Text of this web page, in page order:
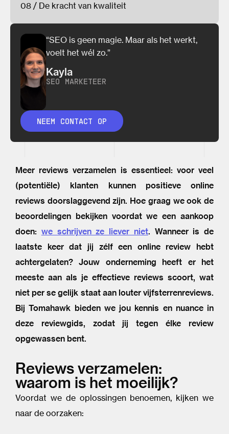
08 / De kracht van kwaliteit
“SEO is geen magie. Maar als het werkt,
voelt het wél zo.”
Kayla
SEO MARKETEER
NEEM CONTACT OP
Meer reviews verzamelen is essentieel: voor veel
(potentiële) klanten kunnen positieve online
reviews doorslaggevend zijn. Hoe graag we ook de
beoordelingen bekijken voordat we een aankoop
doen: we schrijven ze liever niet. Wanneer is de
laatste keer dat jij zélf een online review hebt
achtergelaten? Jouw onderneming heeft er het
meeste aan als je effectieve reviews scoort, wat
niet per se gelijk staat aan louter vijfsterrenreviews.
Bij Tomahawk bieden we jou kennis en nuance in
deze reviewgids, zodat jij tegen élke review
opgewassen bent.
Reviews verzamelen:
waarom is het moeilijk?
Voordat we de oplossingen benoemen, kijken we
naar de oorzaken: